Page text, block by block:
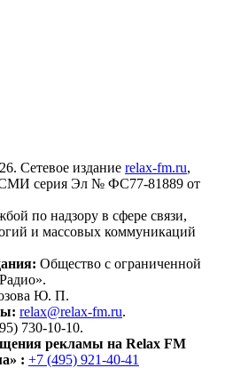
Сетевое издание relax-fm.ru,
серия Эл № ФС77-81889 от
по надзору в сфере связи,
и массовых коммуникаций
Общество с ограниченной
Ю. П.
relax@relax-fm.ru.
730-10-10.
рекламы на Relax FM
: +7 (495) 921-40-41